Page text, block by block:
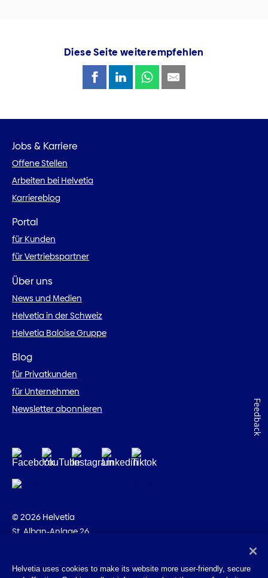
Diese Seite weiterempfehlen
Jobs & Karriere
Offene Stellen
Arbeiten bei Helvetia
Karriereblog
Portal
für Kunden
für Vertriebspartner
Über uns
News und Medien
Helvetia in der Schweiz
Helvetia Baloise Gruppe
Blog
für Privatkunden
für Unternehmen
Newsletter abonnieren
© 2026 Helvetia
St. Alban-Anlage 26
Helvetia uses cookies to make its website more user-friendly, secure
Feedback